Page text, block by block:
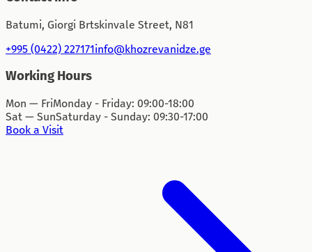
Batumi, Giorgi Brtskinvale Street, N81
+995 (0422) 227171info@khozrevanidze.ge
Working Hours
Mon — FriMonday - Friday: 09:00-18:00
Sat — SunSaturday - Sunday: 09:30-17:00
Book a Visit